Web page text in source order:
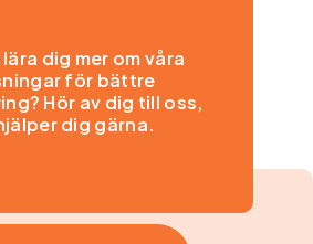
dig mer om våra
för bättre
Hör av dig till oss,
dig gärna.